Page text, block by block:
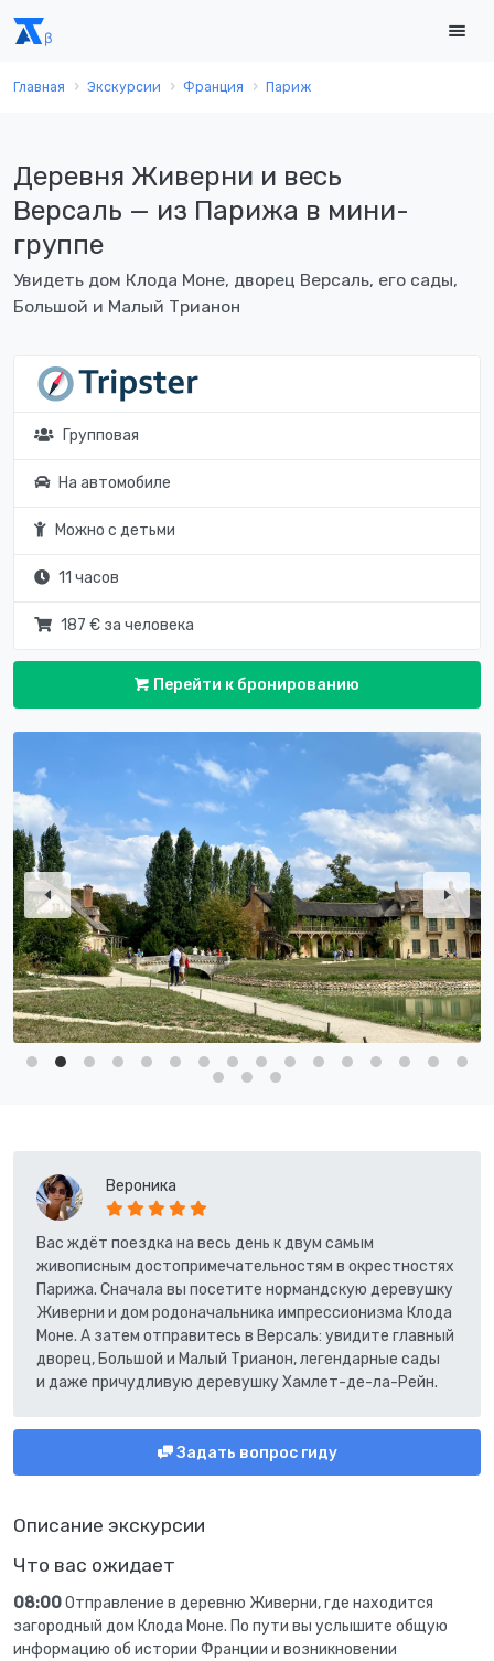
Главная Экскурсии Франция Париж
Деревня Живерни и весь
Версаль — из Парижа в мини-
группе
Увидеть дом Клода Моне, дворец Версаль, его сады,
Большой и Малый Трианон
Групповая
На автомобиле
Можно с детьми
11 часов
187 € за человека
Перейти к бронированию
Описание экскурсии
Что вас ожидает
08:00Отправление в деревню Живерни, где находится
загородный дом Клода Моне. По пути вы услышите общую
информацию об истории Франции и возникновении
Вероника
Вас ждёт поездка на весь день к двум самым
живописным достопримечательностям в окрестностях
Парижа. Сначала вы посетите нормандскую деревушку
Живерни и дом родоначальника импрессионизма Клода
Моне. А затем отправитесь в Версаль: увидите главный
дворец, Большой и Малый Трианон, легендарные сады
и даже причудливую деревушку Хамлет-де-ла-Рейн.
Задать вопрос гиду